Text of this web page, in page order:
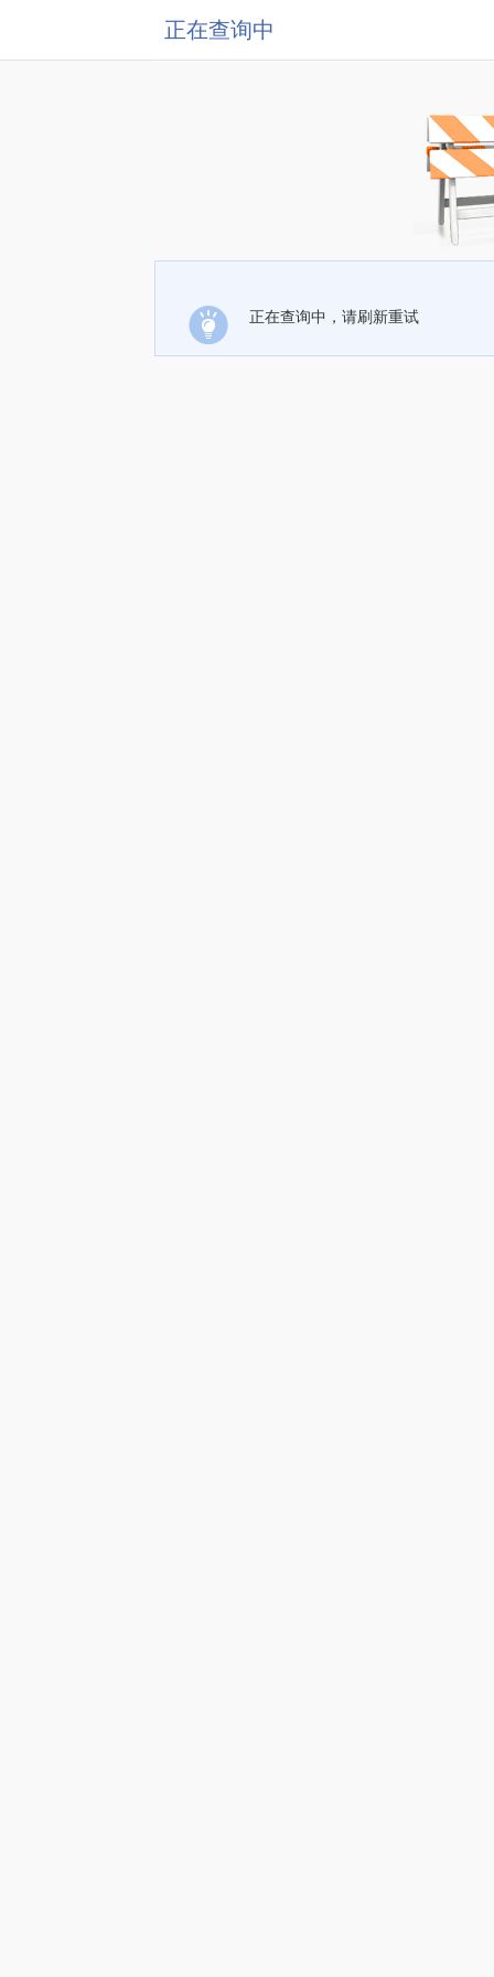
正在查询中
正在查询中，请刷新重试